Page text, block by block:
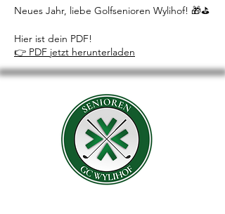
Neues Jahr, liebe Golfsenioren Wylihof! 🎁⛳
Hier ist dein PDF!
👉 PDF jetzt herunterladen